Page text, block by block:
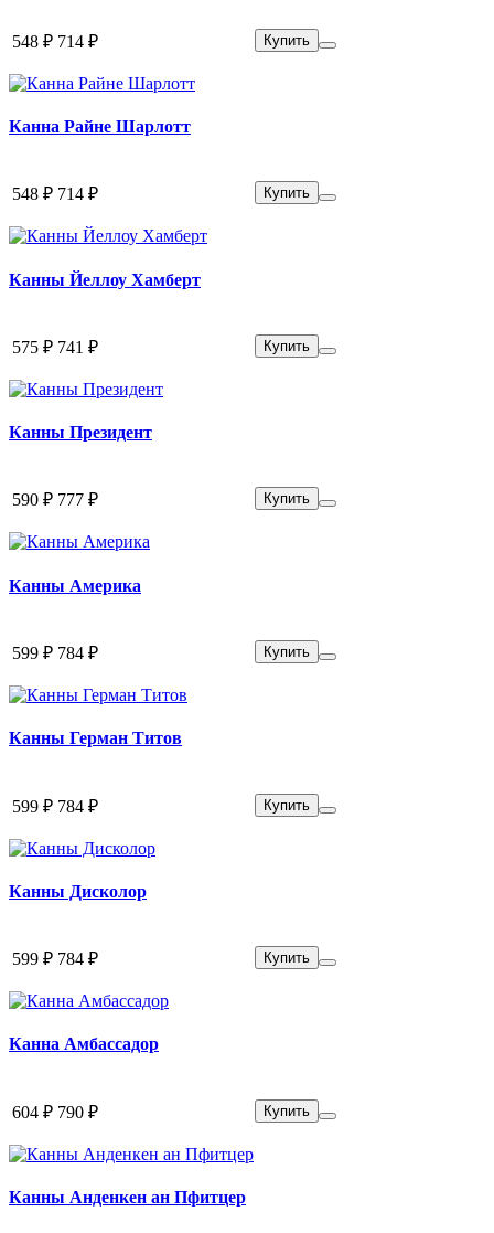
548 ₽ 714 ₽ Купить
Канна Райне Шарлотт
548 ₽ 714 ₽ Купить
Канны Йеллоу Хамберт
575 ₽ 741 ₽ Купить
Канны Президент
590 ₽ 777 ₽ Купить
Канны Америка
599 ₽ 784 ₽ Купить
Канны Герман Титов
599 ₽ 784 ₽ Купить
Канны Дисколор
599 ₽ 784 ₽ Купить
Канна Амбассадор
604 ₽ 790 ₽ Купить
Канны Анденкен ан Пфитцер